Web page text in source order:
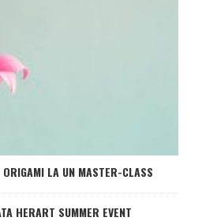
LA UN MASTER-CLASS
HERART SUMMER EVENT